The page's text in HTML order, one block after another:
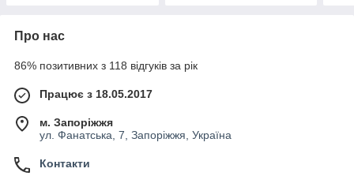
Про нас
86% позитивних з 118 відгуків за рік
Працює з 18.05.2017
м. Запоріжжя
ул. Фанатська, 7, Запоріжжя, Україна
Контакти